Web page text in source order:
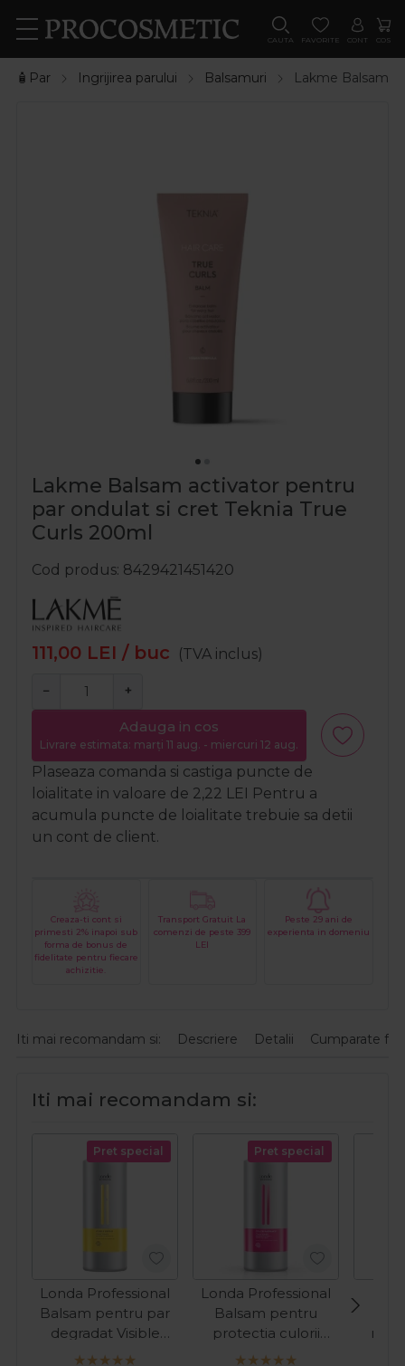
CAUTA FAVORITE CONT COS
🧴Par Ingrijirea parului Balsamuri Lakme Balsam
Lakme Balsam activator pentru
par ondulat si cret Teknia True
Curls 200ml
Cod produs 8429421451420
111,00 LEI / buc (TVA inclus)
− +
Adauga in cos
Livrare estimata: marți 11 aug. - miercuri 12 aug.
Plaseaza comanda si castiga puncte de
loialitate in valoare de 2,22 LEI Pentru a
acumula puncte de loialitate trebuie sa detii
un cont de client.
Creaza-ti cont si
primesti 2% inapoi sub
forma de bonus de
fidelitate pentru fiecare
achizitie.
Transport Gratuit La
comenzi de peste 399
LEI
Peste 29 ani de
experienta in domeniu
Iti mai recomandam si: Descriere Detalii Cumparate
Iti mai recomandam si:
Pret special
Londa Professional
Balsam pentru par
degradat Visible
Repair 1000ml
Pret special
Londa Professional
Balsam pentru
protectia culorii
parului vopsit Color